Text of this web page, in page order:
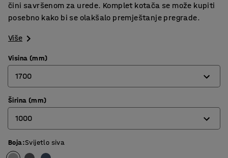
čini savršenom za urede. Komplet kotača se može kupiti
posebno kako bi se olakšalo premještanje pregrade.
Više
Visina (mm)
1700
1360
1700
Širina (mm)
1000
800
Boja:Svijetlo siva